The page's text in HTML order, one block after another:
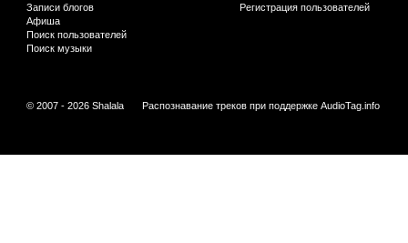
Записи блогов
Афиша
Поиск пользователей
Поиск музыки
Регистрация пользователей
© 2007 - 2026 Shalala Распознавание треков при поддержке AudioTag.info